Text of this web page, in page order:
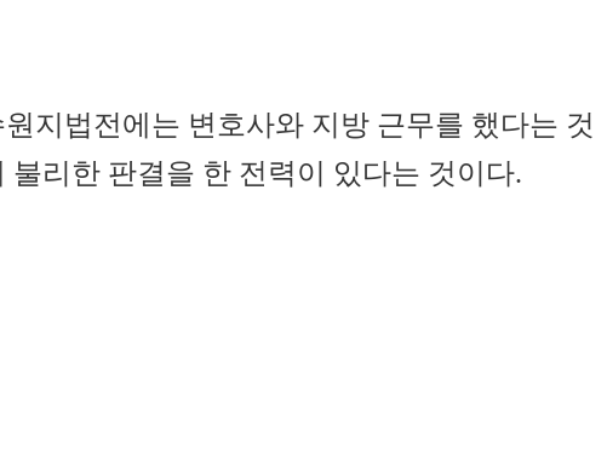
지법전에는 변호사와 지방 근무를 했다는 것
리한 판결을 한 전력이 있다는 것이다.